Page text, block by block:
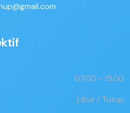
07.00 - 15.00
Libur / Tutup